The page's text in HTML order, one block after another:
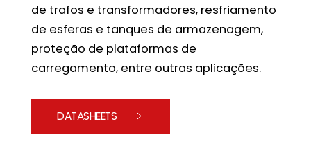
de trafos e transformadores, resfriamento
de esferas e tanques de armazenagem,
proteção de plataformas de
carregamento, entre outras aplicações.
DATASHEETS